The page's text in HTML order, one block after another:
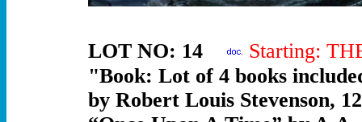
LOT NO: 14
Starting:
"Book: Lot of 4 books
by Robert Louis Stevenson,